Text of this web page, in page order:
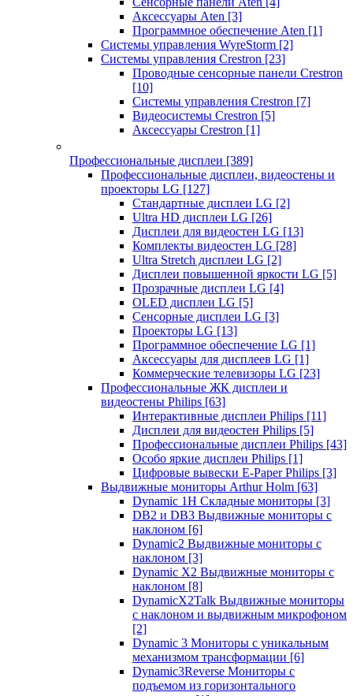
Аксессуары Aten [3]
Программное обеспечение Aten [1]
Системы управления WyreStorm [2]
Системы управления Crestron [23]
Проводные сенсорные панели Crestron
[10]
Системы управления Crestron [7]
Видеосистемы Crestron [5]
Аксессуары Crestron [1]
Профессиональные дисплеи [389]
Профессиональные дисплеи, видеостены и
проекторы LG [127]
Стандартные дисплеи LG [2]
Ultra HD дисплеи LG [26]
Дисплеи для видеостен LG [13]
Комплекты видеостен LG [28]
Ultra Stretch дисплеи LG [2]
Дисплеи повышенной яркости LG [5]
Прозрачные дисплеи LG [4]
OLED дисплеи LG [5]
Сенсорные дисплеи LG [3]
Проекторы LG [13]
Программное обеспечение LG [1]
Аксессуары для дисплеев LG [1]
Коммерческие телевизоры LG [23]
Профессиональные ЖК дисплеи и
видеостены Philips [63]
Интерактивные дисплеи Philips [11]
Дисплеи для видеостен Philips [5]
Профессиональные дисплеи Philips [43]
Особо яркие дисплеи Philips [1]
Цифровые вывески E-Paper Philips [3]
Выдвижные мониторы Arthur Holm [63]
Dynamic 1Н Складные мониторы [3]
DB2 и DB3 Выдвижные мониторы с
наклоном [6]
Dynamic2 Выдвижные мониторы с
наклоном [3]
Dynamic X2 Выдвижные мониторы с
наклоном [8]
DynamicX2Talk Выдвижные мониторы
с наклоном и выдвижным микрофоном
[2]
Dynamic 3 Мониторы с уникальным
механизмом трансформации [6]
Dynamic3Reverse Мониторы с
подъемом из горизонтального